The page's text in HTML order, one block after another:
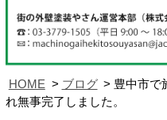
HOME ブログ
豊中市で
れ無事完了しました。